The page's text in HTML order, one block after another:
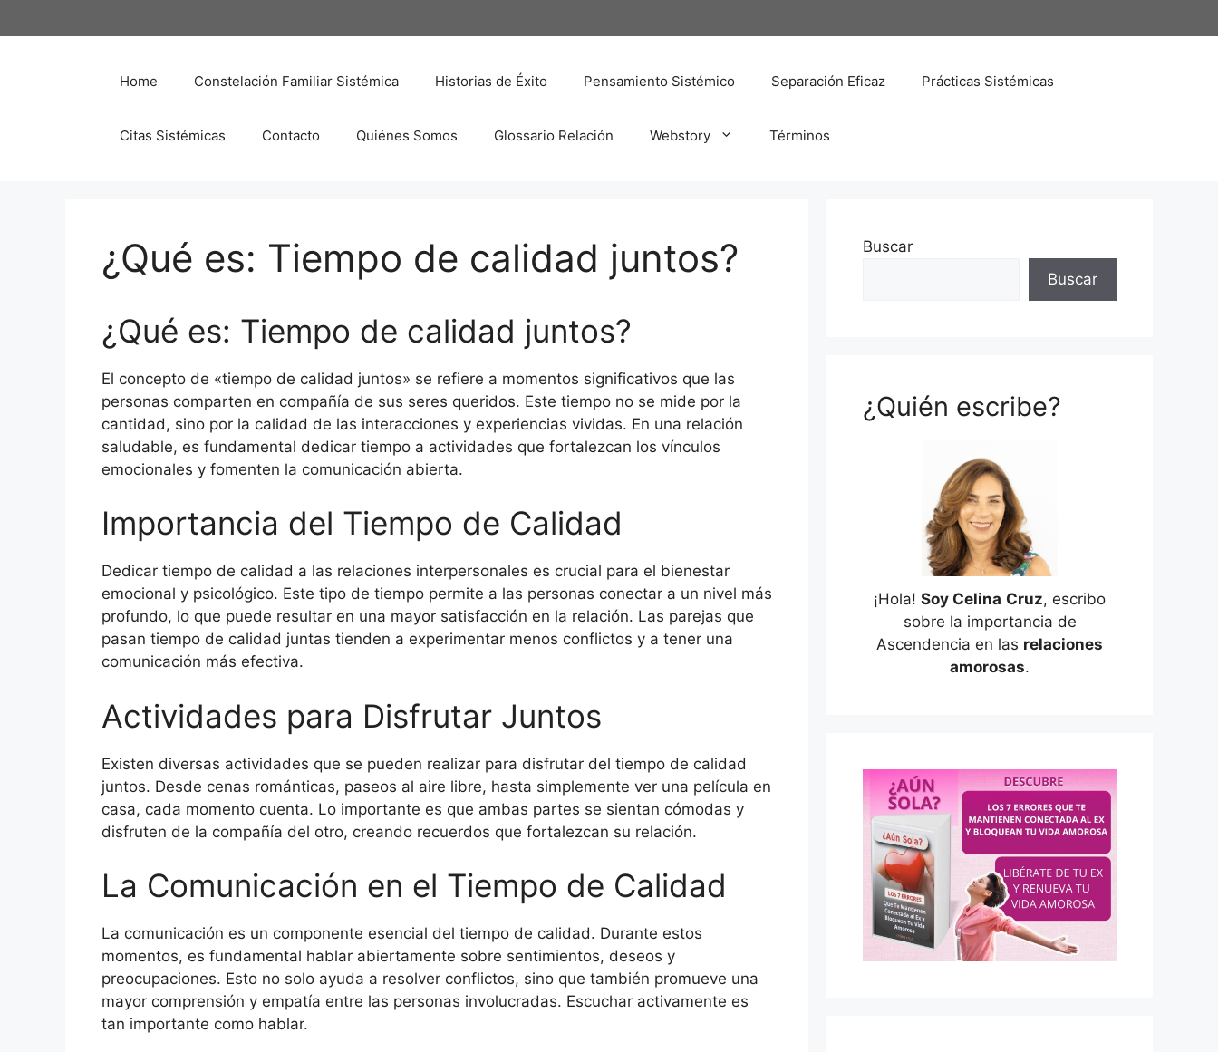
al
Home Constelación Familiar Sistémica Historias de Éxito Pensamiento Sistémico Separación Eficaz Prácticas Sistémicas
Citas Sistémicas Contacto Quiénes Somos Glossario Relación Webstory Términos
¿Qué es: Tiempo de calidad juntos?
¿Qué es: Tiempo de calidad juntos?
El concepto de «tiempo de calidad juntos» se refiere a momentos significativos que las
personas comparten en compañía de sus seres queridos. Este tiempo no se mide por la
cantidad, sino por la calidad de las interacciones y experiencias vividas. En una relación
saludable, es fundamental dedicar tiempo a actividades que fortalezcan los vínculos
emocionales y fomenten la comunicación abierta.
Importancia del Tiempo de Calidad
Dedicar tiempo de calidad a las relaciones interpersonales es crucial para el bienestar
emocional y psicológico. Este tipo de tiempo permite a las personas conectar a un nivel más
profundo, lo que puede resultar en una mayor satisfacción en la relación. Las parejas que
pasan tiempo de calidad juntas tienden a experimentar menos conflictos y a tener una
comunicación más efectiva.
Actividades para Disfrutar Juntos
Existen diversas actividades que se pueden realizar para disfrutar del tiempo de calidad
juntos. Desde cenas románticas, paseos al aire libre, hasta simplemente ver una película en
casa, cada momento cuenta. Lo importante es que ambas partes se sientan cómodas y
disfruten de la compañía del otro, creando recuerdos que fortalezcan su relación.
La Comunicación en el Tiempo de Calidad
La comunicación es un componente esencial del tiempo de calidad. Durante estos
momentos, es fundamental hablar abiertamente sobre sentimientos, deseos y
preocupaciones. Esto no solo ayuda a resolver conflictos, sino que también promueve una
mayor comprensión y empatía entre las personas involucradas. Escuchar activamente es
tan importante como hablar.
Buscar
Buscar
¿Quién escribe?
¡Hola! Soy Celina Cruz, escribo
sobre la importancia de
Ascendencia en las relaciones
amorosas.